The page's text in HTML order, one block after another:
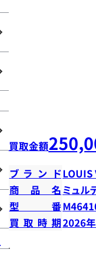
買取金額
ブランドLOUIS
商品名 ミュル
型番
買取時期2026